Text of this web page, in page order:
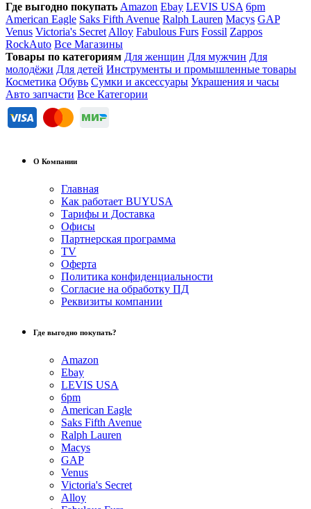
Где выгодно покупать Amazon Ebay LEVIS USA 6pm
American Eagle Saks Fifth Avenue Ralph Lauren Macys GAP
Venus Victoria's Secret Alloy Fabulous Furs Fossil Zappos
RockAuto Все Магазины
Товары по категориям Для женщин Для мужчин Для
молодёжи Для детей Инструменты и промышленные товары
Косметика Обувь Сумки и аксессуары Украшения и часы
Авто запчасти Все Категории
О Компании
Главная
Как работает BUYUSA
Тарифы и Доставка
Офисы
Партнерская программа
TV
Оферта
Политика конфиденциальности
Согласие на обработку ПД
Реквизиты компании
Где выгодно покупать?
Amazon
Ebay
LEVIS USA
6pm
American Eagle
Saks Fifth Avenue
Ralph Lauren
Macys
GAP
Venus
Victoria's Secret
Alloy